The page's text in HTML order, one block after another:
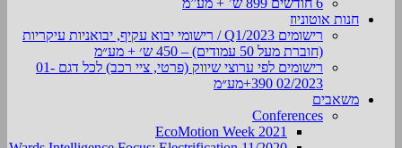
חנות אוטוניוז
רישומים Q1/2023 / רישומי יבוא עקיף, יבואניות עיקריות
(חוברת מעל 50 עמודים) – 450 ש׳ + מע״מ
רישומים לפי ערוצי שיווק (פרטי, ציי רכב) לכל דגם 01-
02/2023 390+מע״מ
משאבים
Conferences
EcoMotion Week 2021